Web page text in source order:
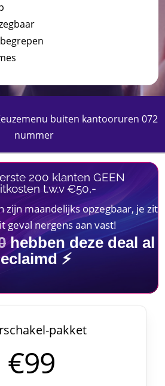
buiten kantooruren 072
nummer
200 klanten GEEN
t.w.v €50,-
zijn maandelijks opzegbaar, je zit
geval nergens aan vast!
hebben deze deal al
⚡
pakket
€99